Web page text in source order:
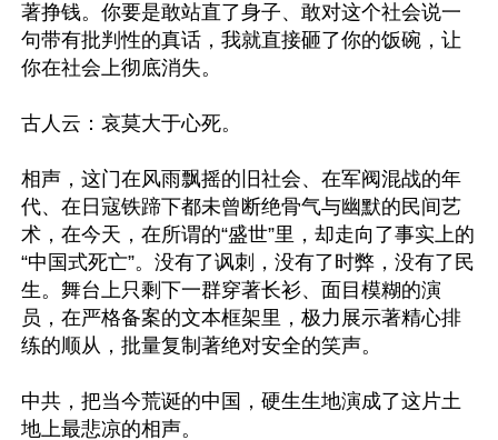
著挣钱。你要是敢站直了身子、敢对这个社会说一
句带有批判性的真话，我就直接砸了你的饭碗，让
你在社会上彻底消失。
古人云：哀莫大于心死。
相声，这门在风雨飘摇的旧社会、在军阀混战的年
代、在日寇铁蹄下都未曾断绝骨气与幽默的民间艺
术，在今天，在所谓的“盛世”里，却走向了事实上的
“中国式死亡”。没有了讽刺，没有了时弊，没有了民
生。舞台上只剩下一群穿著长衫、面目模糊的演
员，在严格备案的文本框架里，极力展示著精心排
练的顺从，批量复制著绝对安全的笑声。
中共，把当今荒诞的中国，硬生生地演成了这片土
地上最悲凉的相声。